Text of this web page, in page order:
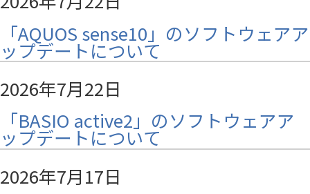
「AQUOS sense10」のソフトウェアア
ップデートについて
2026年7月22日
「BASIO active2」のソフトウェアア
ップデートについて
2026年7月17日